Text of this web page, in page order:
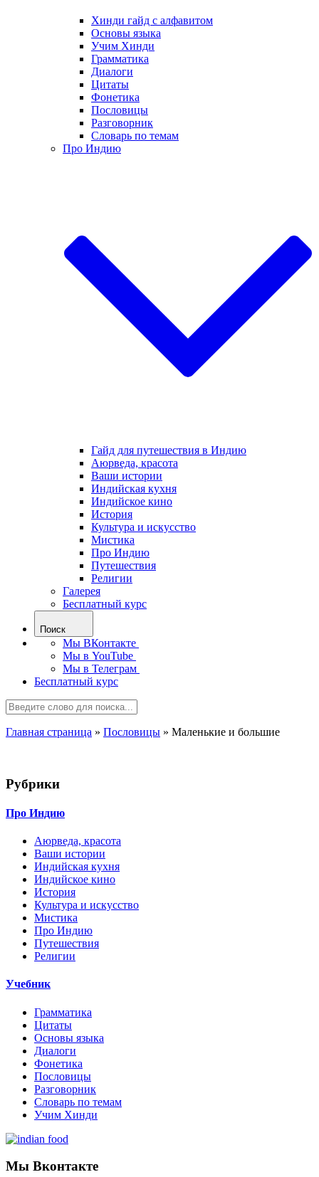
Хинди гайд с алфавитом
Основы языка
Учим Хинди
Грамматика
Диалоги
Цитаты
Фонетика
Пословицы
Разговорник
Словарь по темам
Про Индию
Гайд для путешествия в Индию
Аюрведа, красота
Ваши истории
Индийская кухня
Индийское кино
История
Культура и искусство
Мистика
Про Индию
Путешествия
Религии
Галерея
Бесплатный курс
Поиск
Мы ВКонтакте
Мы в YouTube
Мы в Телеграм
Бесплатный курс
Главная страница » Пословицы » Маленькие и большие
Рубрики
Про Индию
Аюрведа, красота
Ваши истории
Индийская кухня
Индийское кино
История
Культура и искусство
Мистика
Про Индию
Путешествия
Религии
Учебник
Грамматика
Цитаты
Основы языка
Диалоги
Фонетика
Пословицы
Разговорник
Словарь по темам
Учим Хинди
Мы Вконтакте